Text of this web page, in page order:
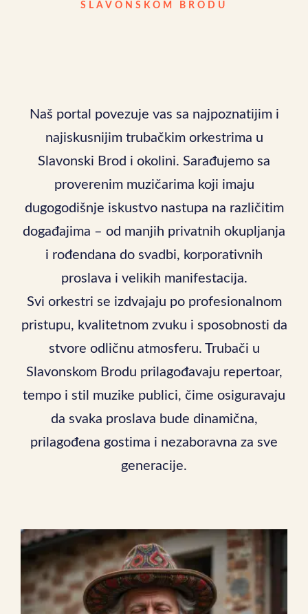
SLAVONSKOM BRODU
Naš portal povezuje vas sa najpoznatijim i
najiskusnijim trubačkim orkestrima u
Slavonski Brod i okolini. Sarađujemo sa
proverenim muzičarima koji imaju
dugogodišnje iskustvo nastupa na različitim
događajima – od manjih privatnih okupljanja
i rođendana do svadbi, korporativnih
proslava i velikih manifestacija.
Svi orkestri se izdvajaju po profesionalnom
pristupu, kvalitetnom zvuku i sposobnosti da
stvore odličnu atmosferu. Trubači u
Slavonskom Brodu prilagođavaju repertoar,
tempo i stil muzike publici, čime osiguravaju
da svaka proslava bude dinamična,
prilagođena gostima i nezaboravna za sve
generacije.